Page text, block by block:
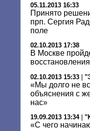
05.11.2013 16:33
Принято
прп. Сергия
поле
02.10.2013 17:38
В Москве
02.10.2013 15:33 |
«Мы долго не
объяснения с
нас»
19.09.2013 13:34|
«С чего